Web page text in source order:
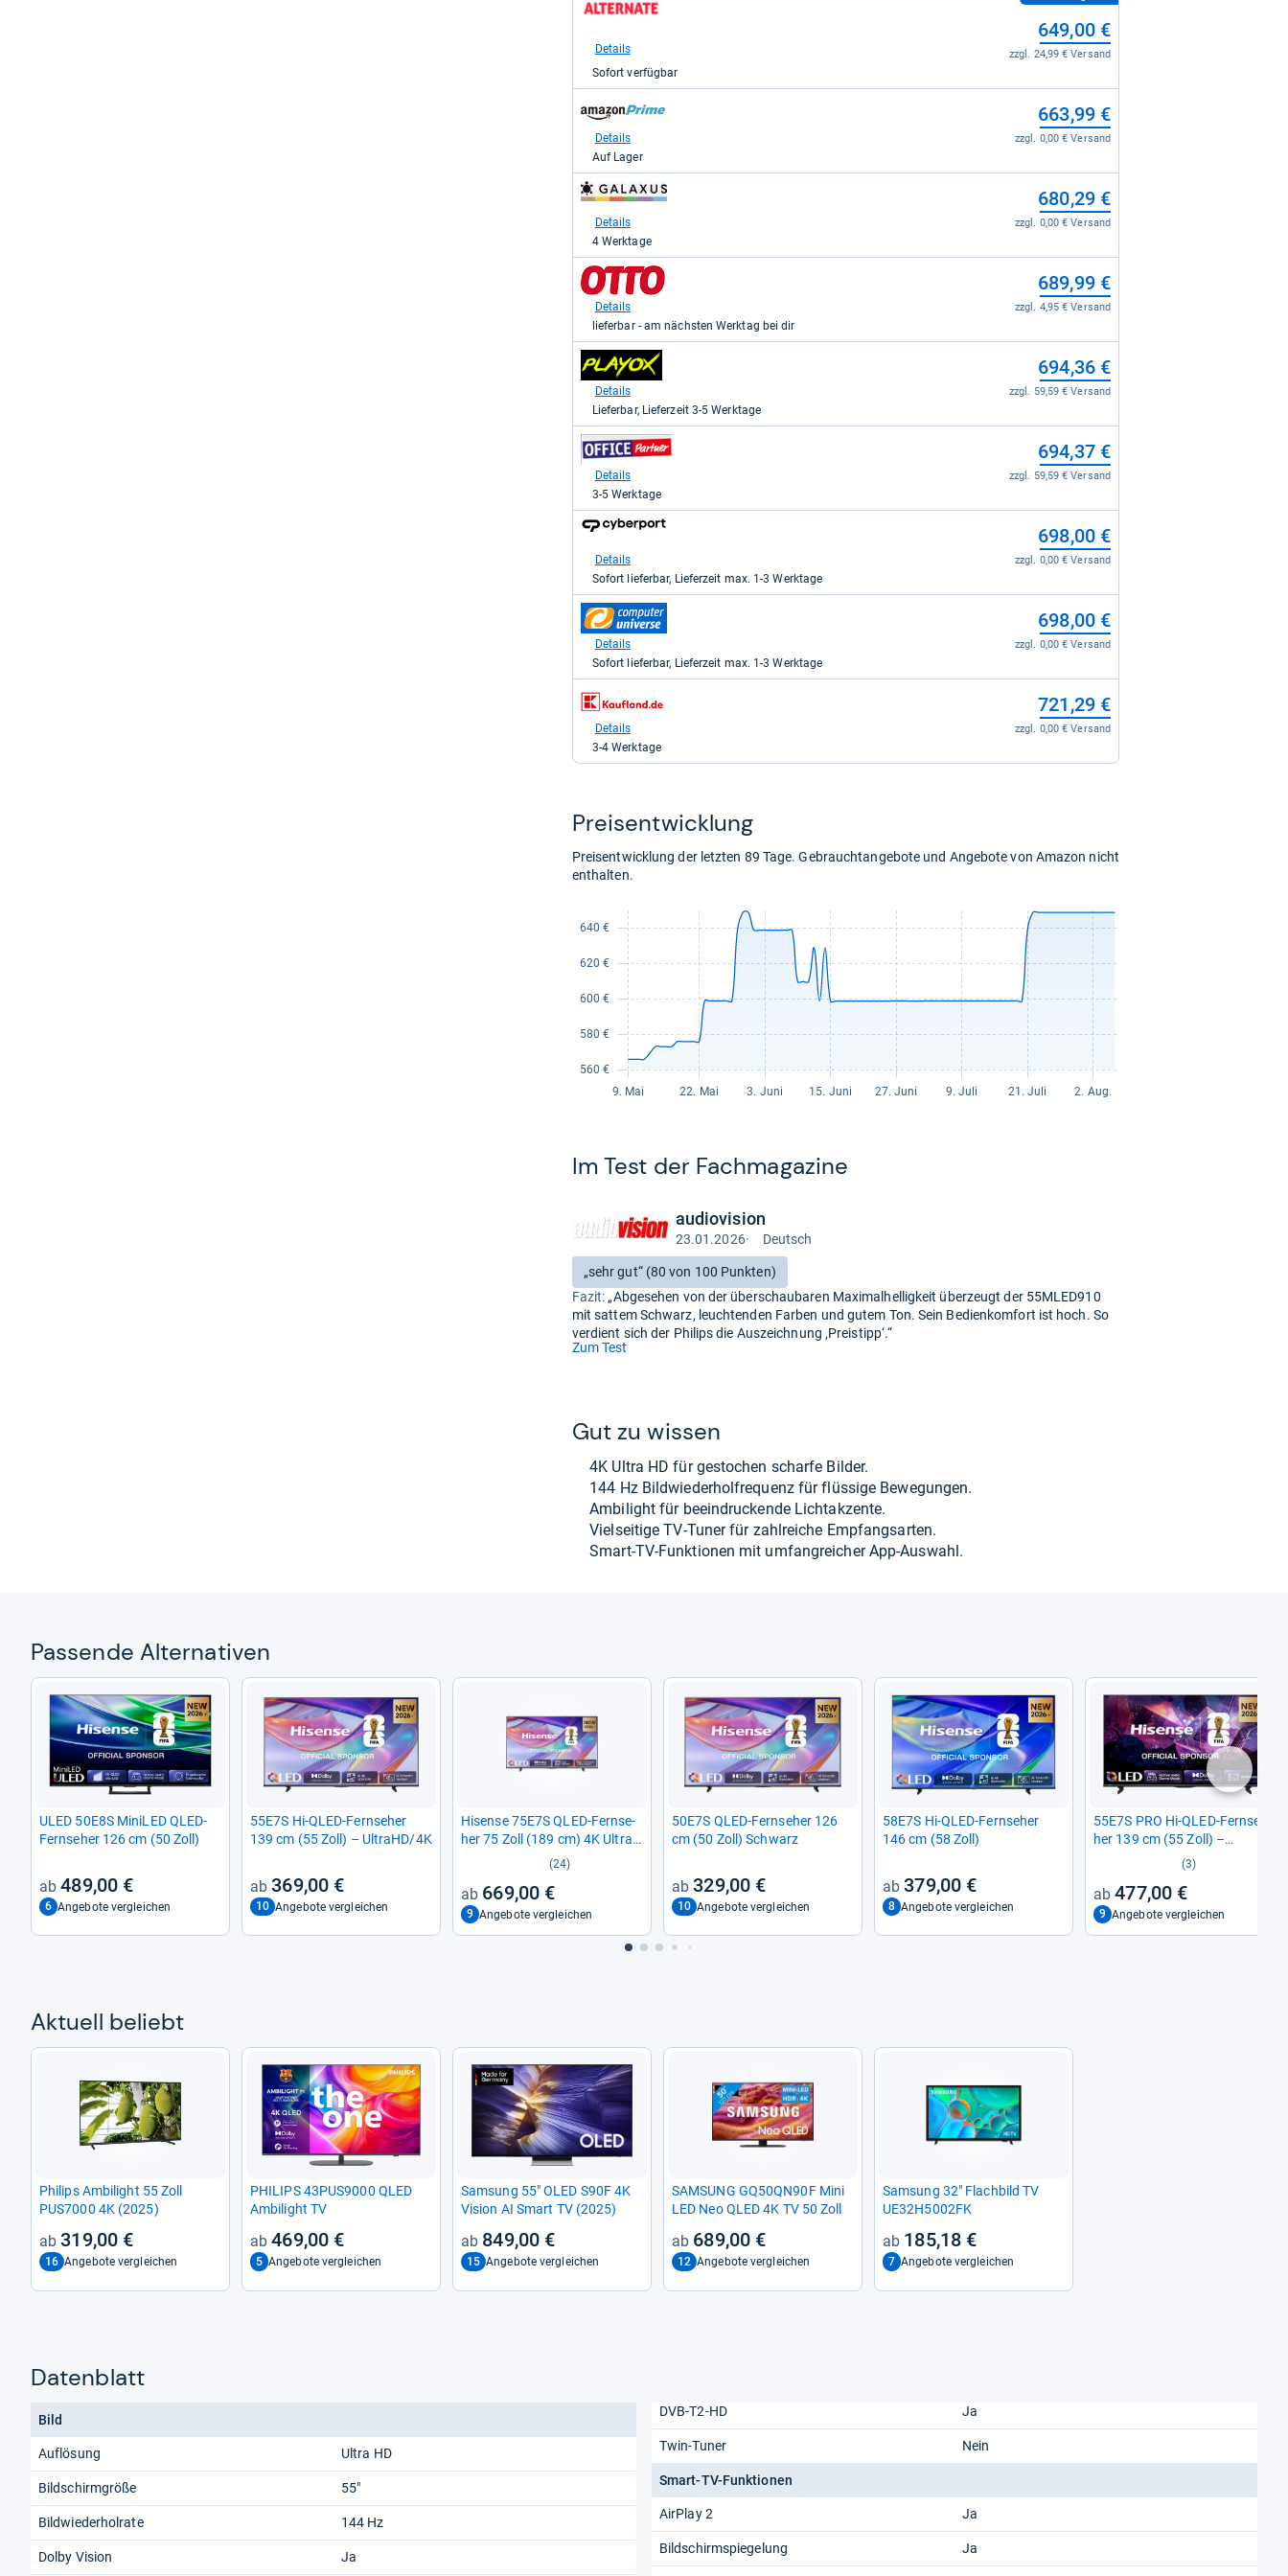
Shop:
Alternate
649,00
kaufen.
649,00 €
zzgl. 24,99 € Versand
Details
Sofort verfügbar
Shop:
für
663,99
kaufen.
663,99 €
zzgl. 0,00 € Versand
Details
Auf Lager
zum
Shop:
680,29
kaufen.
680,29 €
zzgl. 0,00 € Versand
Details
4 Werktage
zum
Shop:
Otto.de
für
689,99
kaufen.
689,99 €
zzgl. 4,95 € Versand
Details
lieferbar - am nächsten Werktag bei dir
zum
Shop:
playox.de
für
694,36
kaufen.
694,36 €
zzgl. 59,59 € Versand
Details
Lieferbar, Lieferzeit 3-5 Werktage
zum
Shop:
partner.de
Office
GmbH
für
694,37
kaufen.
694,37 €
zzgl. 59,59 € Versand
Details
3-5 Werktage
zum
für
698,00
kaufen.
698,00 €
zzgl. 0,00 € Versand
Details
Sofort lieferbar, Lieferzeit max. 1-3 Werktage
zum
Shop:
computeruniverse.net
für
kaufen.
698,00 €
zzgl. 0,00 € Versand
Details
Sofort lieferbar, Lieferzeit max. 1-3 Werktage
zum
Shop:
für
721,29 €
zzgl. 0,00 € Versand
Details
3-4 Werktage
Preis­ent­wick­lung
Preisentwicklung der letzten 89 Tage. Gebrauchtangebote und Angebote von Amazon nicht
enthalten.
Im Test der Fach­ma­ga­zine
audiovision
23.01.2026· Deutsch
Test
Bewertung:
„sehr gut“ (80 von 100 Punkten)
Fazit: „Abgesehen von der überschaubaren Maximalhelligkeit überzeugt der 55MLED910
mit sattem Schwarz, leuchtenden Farben und gutem Ton. Sein Bedienkomfort ist hoch. So
verdient sich der Philips die Auszeichnung ‚Preistipp‘.“
Zum Test
Gut zu wis­sen
4K Ultra HD für gesto­chen scharfe Bil­der.
144 Hz Bild­wie­der­hol­fre­quenz für flüs­sige Bewe­gun­gen.
Ambi­light für beein­dru­ckende Licht­ak­zente.
Viel­sei­tige TV-​Tuner für zahl­rei­che Emp­fangs­ar­ten.
Smart-​TV-​Funk­tio­nen mit umfang­rei­cher App-​Aus­wahl.
Pas­sende Alter­na­ti­ven
ULED 50E8S Mini­LED QLED-​
Fern­se­her 126 cm (50 Zoll)
489,00 €
6 Angebote vergleichen
55E7S Hi-​QLED-​Fern­se­her
139 cm (55 Zoll) – UltraHD/4K
369,00 €
10 Angebote vergleichen
Hisense 75E7S QLED-​Fern­se­
her 75 Zoll (189 cm) 4K Ultra
(24)
669,00 €
9 Angebote vergleichen
50E7S QLED-​Fern­se­her 126
cm (50 Zoll) Schwarz
329,00 €
10 Angebote vergleichen
58E7S Hi-​QLED-​Fern­se­her
146 cm (58 Zoll)
379,00 €
8 Angebote vergleichen
55E7S PRO Hi-​QLED-​Fern­se­
her 139 cm (55 Zoll) –
UltraHD/4K mit 144Hz Panel
(3)
477,00 €
9 Angebote vergleichen
nächste
Aktu­ell beliebt
Phi­lips Ambi­light 55 Zoll
PUS7000 4K (2025)
319,00 €
16 Angebote vergleichen
PHI­LIPS 43PUS9000 QLED
Ambi­light TV
469,00 €
5 Angebote vergleichen
Sam­sung 55" OLED S90F 4K
Vision AI Smart TV (2025)
849,00 €
15 Angebote vergleichen
SAM­SUNG GQ50QN90F Mini
LED Neo QLED 4K TV 50 Zoll
689,00 €
12 Angebote vergleichen
Sam­sung 32" Flach­bild TV
UE32H5002FK
185,18 €
7 Angebote vergleichen
Datenblatt
Bild
Auflösung Ultra HD
Bildschirmgröße 55"
Bildwiederholrate 144 Hz
Dolby Vision Ja
DVB-T2-HD Ja
Twin-Tuner Nein
Smart-TV-Funktionen
AirPlay 2 Ja
Bildschirmspiegelung Ja